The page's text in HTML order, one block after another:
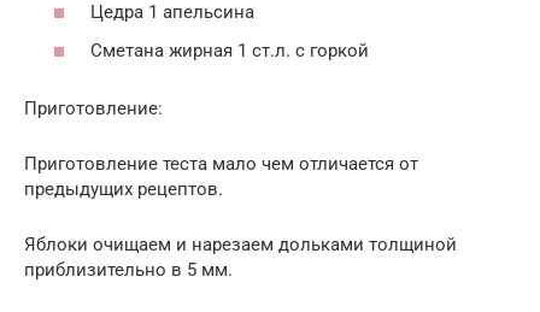
Цедра 1 апельсина
Сметана жирная 1 ст.л. с горкой
Приготовление:
Приготовление теста мало чем отличается от
предыдущих рецептов.
Яблоки очищаем и нарезаем дольками толщиной
приблизительно в 5 мм.